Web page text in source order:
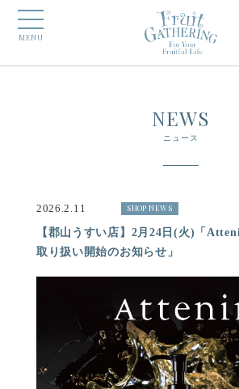
MENU
NEWS
ニュース
2026.2.11 SHOP NEWS
【郡山うすい店】2月24日(火)「
取り扱い開始のお知らせ」